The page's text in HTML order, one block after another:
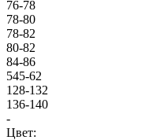
76-78
78-80
78-82
80-82
84-86
545-62
128-132
136-140
-
Цвет: